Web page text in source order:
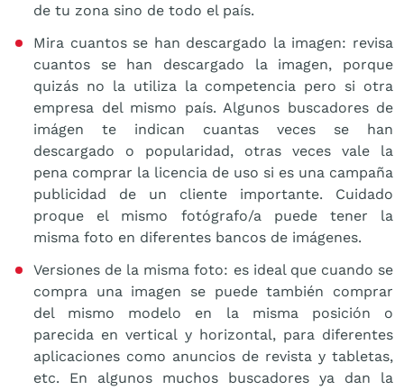
de tu zona sino de todo el país.
Mira cuantos se han descargado la imagen: revisa
cuantos se han descargado la imagen, porque
quizás no la utiliza la competencia pero si otra
empresa del mismo país. Algunos buscadores de
imágen te indican cuantas veces se han
descargado o popularidad, otras veces vale la
pena comprar la licencia de uso si es una campaña
publicidad de un cliente importante. Cuidado
proque el mismo fotógrafo/a puede tener la
misma foto en diferentes bancos de imágenes.
Versiones de la misma foto: es ideal que cuando se
compra una imagen se puede también comprar
del mismo modelo en la misma posición o
parecida en vertical y horizontal, para diferentes
aplicaciones como anuncios de revista y tabletas,
etc. En algunos muchos buscadores ya dan la